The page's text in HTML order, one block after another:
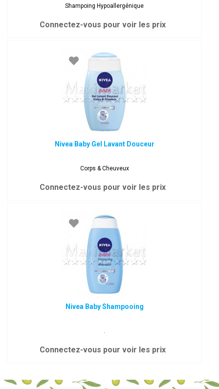
Shampoing Hypoallergénique
Connectez-vous pour voir les prix
Nivea Baby Gel Lavant Douceur
Corps & Cheuveux
Connectez-vous pour voir les prix
Nivea Baby Shampooing
.
Connectez-vous pour voir les prix